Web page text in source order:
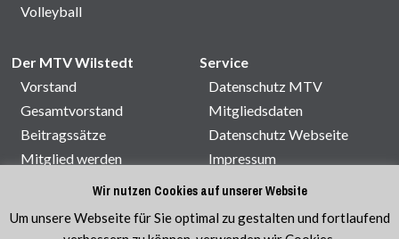
Volleyball
Der MTV Wilstedt
Vorstand
Gesamtvorstand
Beitragssätze
Mitglied werden
Veranstaltungen
Service
Datenschutz MTV
Mitgliedsdaten
Datenschutz Webseite
Impressum
Kontakt
Wir nutzen Cookies auf unserer Website
Um unsere Webseite für Sie optimal zu gestalten und fortlaufend